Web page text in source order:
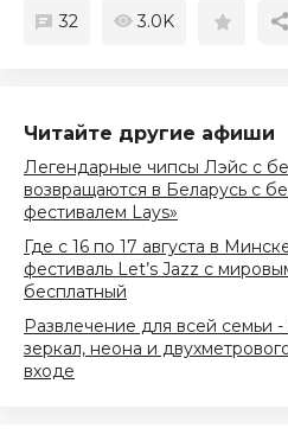
32 3.0K
Читайте другие афиши
Легендарные чипсы Лэйс с
возвращаются в Беларусь с
фестивалем Lays»
Где с 16 по 17 августа в
фестиваль Let’s Jazz с
бесплатный
Развлечение для всей семьи
зеркал, неона и
входе